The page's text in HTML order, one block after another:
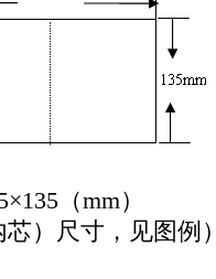
（mm）
芯）尺寸，见图例